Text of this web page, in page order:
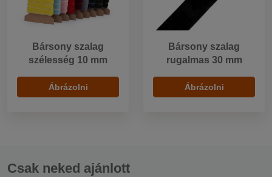
Bársony szalag
szélesség 10 mm
Ábrázolni
Bársony szalag
rugalmas 30 mm
Ábrázolni
Csak neked ajánlott